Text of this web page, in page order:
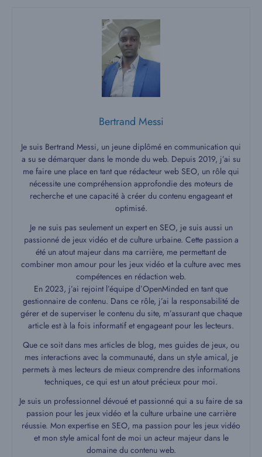
Bertrand Messi
Je suis Bertrand Messi, un jeune diplômé en communication qui
a su se démarquer dans le monde du web. Depuis 2019, j’ai su
me faire une place en tant que rédacteur web SEO, un rôle qui
nécessite une compréhension approfondie des moteurs de
recherche et une capacité à créer du contenu engageant et
optimisé.
Je ne suis pas seulement un expert en SEO, je suis aussi un
passionné de jeux vidéo et de culture urbaine. Cette passion a
été un atout majeur dans ma carrière, me permettant de
combiner mon amour pour les jeux vidéo et la culture avec mes
compétences en rédaction web.
En 2023, j’ai rejoint l’équipe d’OpenMinded en tant que
gestionnaire de contenu. Dans ce rôle, j’ai la responsabilité de
gérer et de superviser le contenu du site, m’assurant que chaque
article est à la fois informatif et engageant pour les lecteurs.
Que ce soit dans mes articles de blog, mes guides de jeux, ou
mes interactions avec la communauté, dans un style amical, je
permets à mes lecteurs de mieux comprendre des informations
techniques, ce qui est un atout précieux pour moi.
Je suis un professionnel dévoué et passionné qui a su faire de sa
passion pour les jeux vidéo et la culture urbaine une carrière
réussie. Mon expertise en SEO, ma passion pour les jeux vidéo
et mon style amical font de moi un acteur majeur dans le
domaine du contenu web.